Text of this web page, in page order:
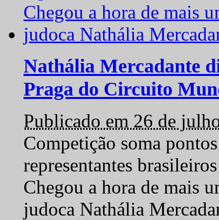
Nathália Mercadante
Praga do Circuito
Publicado em 26 de
Competição soma
representantes
Chegou a hora de mais
judoca Nathália